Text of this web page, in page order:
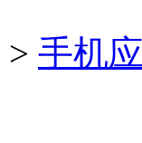
> 手机